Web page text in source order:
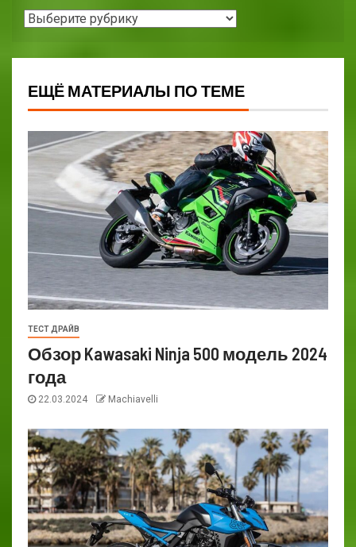
ЕЩЁ МАТЕРИАЛЫ ПО ТЕМЕ
ТЕСТ ДРАЙВ
Обзор Kawasaki Ninja 500 модель 2024
года
22.03.2024 Machiavelli